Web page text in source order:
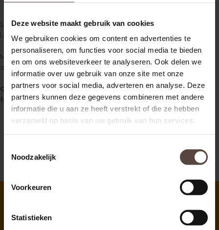
Deze website maakt gebruik van cookies
We gebruiken cookies om content en advertenties te
personaliseren, om functies voor social media te bieden
en om ons websiteverkeer te analyseren. Ook delen we
informatie over uw gebruik van onze site met onze
partners voor social media, adverteren en analyse. Deze
partners kunnen deze gegevens combineren met andere
informatie die u aan ze heeft verstrekt of die ze hebben
verzameld op basis van uw gebruik van hun services.
Noodzakelijk
Voorkeuren
Statistieken
Sincerus Letselschade can help you with this! Moreover, Sincerus
Letselschade works completely free of charge!
More information about the legal consequences of a traffic
accident and/or the financial compensation?
Call(+31) 85 760 60 13or fill out the contact form on this site
for personal advice.
answer to all your questions